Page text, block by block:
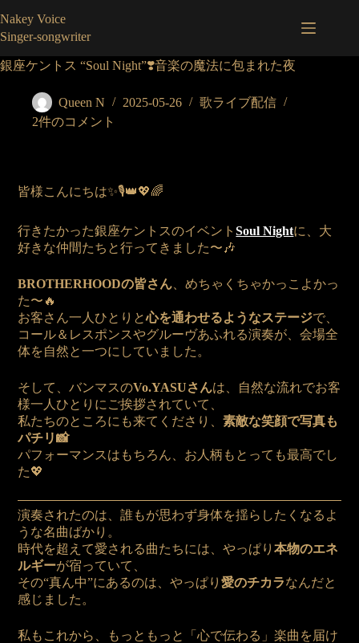
ン
テ
ン
ツ
Nakey Voice
Singer-songwriter
銀座ケントス “Soul Night”❣️音楽の魔法に包まれた夜
Queen N 2025-05-26
歌ライブ配信
2件のコメント
皆様こんにちは✨🎙️👑💖🌈
行きたかった銀座ケントスのイベントSoul Nightに、大
好きな仲間たちと行ってきました〜🎶
BROTHERHOODの皆さん 、めちゃくちゃかっこよかっ
た〜🔥
お客さん一人ひとりと心を通わせるようなステージで、
コール＆レスポンスやグルーヴあふれる演奏が、会場全
体を自然と一つにしていました。
そして、バンマスのVo.YASUさんは、自然な流れでお客
様一人ひとりにご挨拶されていて、
私たちのところにも来てくださり、素敵な笑顔で写真も
パチリ📸
パフォーマンスはもちろん、お人柄もとっても最高でし
た💖
演奏されたのは、誰もが思わず身体を揺らしたくなるよ
うな名曲ばかり。
時代を超えて愛される曲たちには、やっぱり本物のエネ
ルギーが宿っていて、
その“真ん中”にあるのは、やっぱり愛のチカラなんだと
感じました。
私もこれから、もっともっと「心で伝わる」楽曲を届け